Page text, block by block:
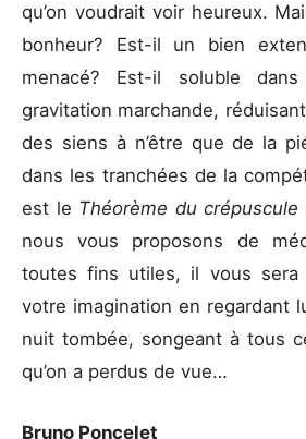
qu’on voudrait voir heureux.
bonheur? Est-il un bien
menacé? Est-il soluble
gravitation marchande,
des siens à n’être que de la
dans les tranchées de la
est le Théorème du crépuscule
nous vous proposons de
toutes fins utiles, il vous sera
votre imagination en regardant
nuit tombée, songeant à tous
qu’on a perdus de vue…
Bruno Poncelet